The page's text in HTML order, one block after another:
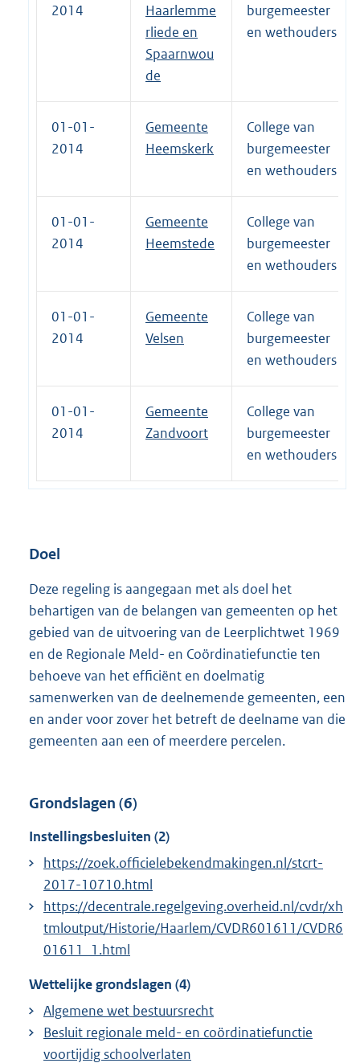
2014
Haarlemme
rliede en
Spaarnwou
de
burgemeester
en wethouders
01-01-
2014
Gemeente
Heemskerk
College van
burgemeester
en wethouders
01-01-
2014
Gemeente
Heemstede
College van
burgemeester
en wethouders
01-01-
2014
Gemeente
Velsen
College van
burgemeester
en wethouders
01-01-
2014
Gemeente
Zandvoort
College van
burgemeester
en wethouders
Doel
Deze regeling is aangegaan met als doel het
behartigen van de belangen van gemeenten op het
gebied van de uitvoering van de Leerplichtwet 1969
en de Regionale Meld- en Coördinatiefunctie ten
behoeve van het efficiënt en doelmatig
samenwerken van de deelnemende gemeenten, een
en ander voor zover het betreft de deelname van die
gemeenten aan een of meerdere percelen.
Grondslagen (6)
Instellingsbesluiten (2)
https://zoek.officielebekendmakingen.nl/stcrt-
2017-10710.html
https://decentrale.regelgeving.overheid.nl/cvdr/xh
tmloutput/Historie/Haarlem/CVDR601611/CVDR6
01611_1.html
Wettelijke grondslagen (4)
Algemene wet bestuursrecht
Besluit regionale meld- en coördinatiefunctie
voortijdig schoolverlaten